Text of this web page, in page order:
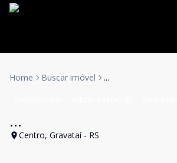
Home Buscar imóvel ...
...
Centro, Gravataí - RS